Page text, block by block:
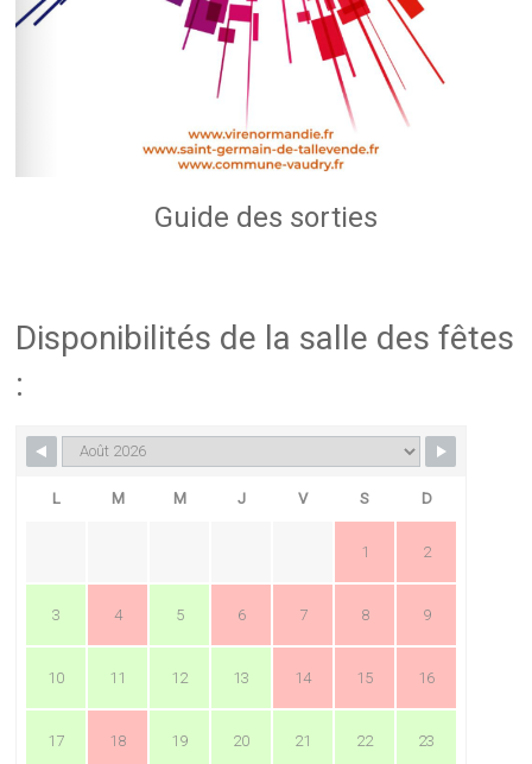
Guide des sorties
Disponibilités de la salle des fêtes
:
L M M J V S D
1 2
3 4 5 6 7 8 9
10 11 12 13 14 15 16
17 18 19 20 21 22 23